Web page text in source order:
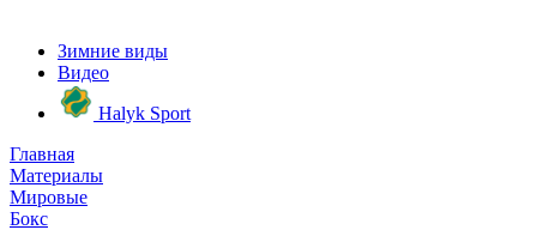
Зимние виды
Видео
Halyk Sport
Главная
Материалы
Мировые
Бокс